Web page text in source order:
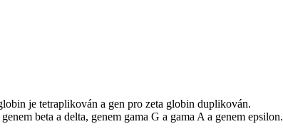
je tetraplikován a gen pro zeta globin duplikován.
beta a delta, genem gama G a gama A a genem epsilon.